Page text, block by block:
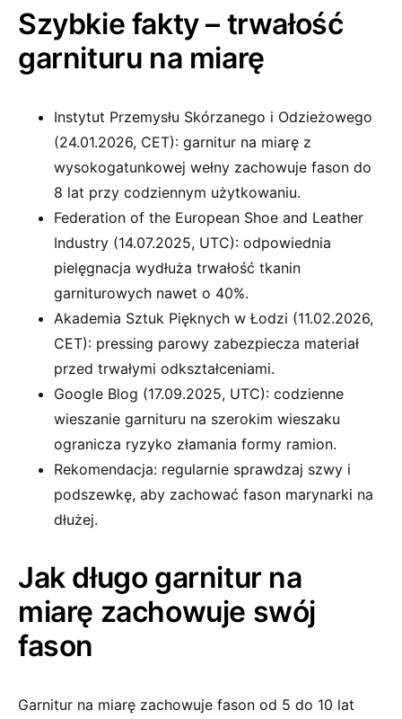
Szybkie fakty – trwałość
garnituru na miarę
Instytut Przemysłu Skórzanego i Odzieżowego
(24.01.2026, CET): garnitur na miarę z
wysokogatunkowej wełny zachowuje fason do
8 lat przy codziennym użytkowaniu.
Federation of the European Shoe and Leather
Industry (14.07.2025, UTC): odpowiednia
pielęgnacja wydłuża trwałość tkanin
garniturowych nawet o 40%.
Akademia Sztuk Pięknych w Łodzi (11.02.2026,
CET): pressing parowy zabezpiecza materiał
przed trwałymi odkształceniami.
Google Blog (17.09.2025, UTC): codzienne
wieszanie garnituru na szerokim wieszaku
ogranicza ryzyko złamania formy ramion.
Rekomendacja: regularnie sprawdzaj szwy i
podszewkę, aby zachować fason marynarki na
dłużej.
Jak długo garnitur na
miarę zachowuje swój
fason
Garnitur na miarę zachowuje fason od 5 do 10 lat